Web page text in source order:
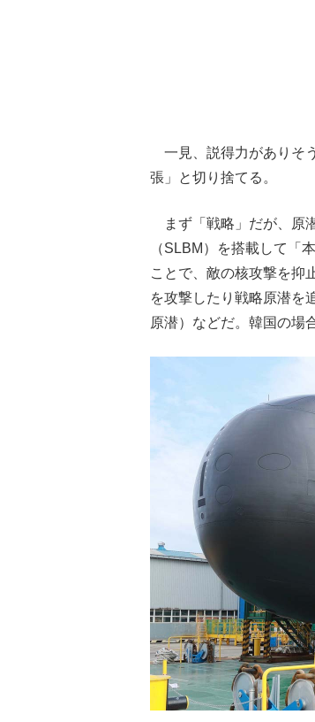
一見、説得力がありそ
張」と切り捨てる。
まず「戦略」だが、原
（SLBM）を搭載して「
ことで、敵の核攻撃を抑
を攻撃したり戦略原潜を
原潜）などだ。韓国の場